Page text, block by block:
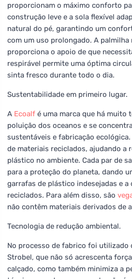
proporcionam o máximo conforto
construção leve e a sola flexível
natural do pé, garantindo um
com um uso prolongado. A palmilha
proporciona o apoio de que
respirável permite uma óptima
sinta fresco durante todo o dia.
Sustentabilidade em primeiro lugar.
A Ecoalf é uma marca que há muito
poluição dos oceanos e se
sustentáveis e fabricação
de materiais reciclados, ajudando a
plástico no ambiente. Cada par de
para a proteção do planeta, dando
garrafas de plástico indesejadas e
reciclados. Para além disso, são
não contêm materiais derivados de
Tecnologia de redução ambiental.
No processo de fabrico foi utilizado
Strobel, que não só acrescenta
calçado, como também minimiza a